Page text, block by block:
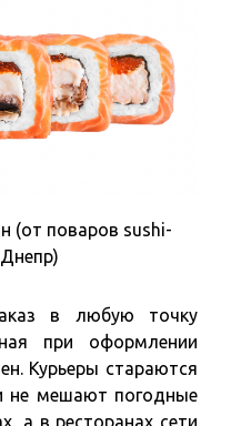
(от поваров sushi-
Днепр)
в любую точку
при оформлении
Курьеры стараются
не мешают погодные
а в ресторанах сети